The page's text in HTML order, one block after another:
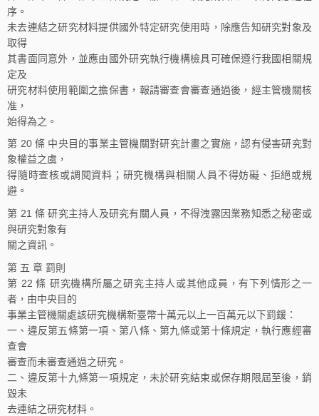
序。
未去連結之研究材料提供國外特定研究使用時，除應告知研究對象及
取得
其書面同意外，並應由國外研究執行機構檢具可確保遵行我國相關規
定及
研究材料使用範圍之擔保書，報請審查會審查通過後，經主管機關核
准，
始得為之。
第 20 條 中央目的事業主管機關對研究計畫之實施，認有侵害研究對
象權益之虞，
得隨時查核或調閱資料；研究機構與相關人員不得妨礙、拒絕或規
避。
第 21 條 研究主持人及研究有關人員，不得洩露因業務知悉之秘密或
與研究對象有
關之資訊。
第 五 章 罰則
第 22 條 研究機構所屬之研究主持人或其他成員，有下列情形之一
者，由中央目的
事業主管機關處該研究機構新臺幣十萬元以上一百萬元以下罰鍰：
一、違反第五條第一項、第八條、第九條或第十條規定，執行應經審
查會
審查而未審查通過之研究。
二、違反第十九條第一項規定，未於研究結束或保存期限屆至後，銷
毀未
去連結之研究材料。